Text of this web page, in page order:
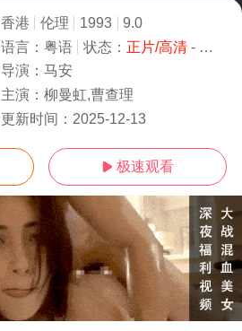
香港 伦理 1993
9.0
语言： 粤语 状态： 正片/高清- 免费在线观看
导演： 马安
主演： 柳曼虹,曹查理
更新时间： 2025-12-13
 极速观看